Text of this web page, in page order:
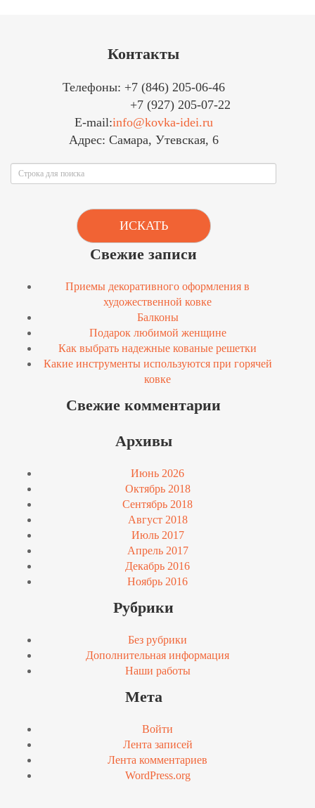
Контакты
Телефоны: +7 (846) 205-06-46
+7 (927) 205-07-22
E-mail:info@kovka-idei.ru
Адрес: Самара, Утевская, 6
ИСКАТЬ
Свежие записи
Приемы декоративного оформления в
художественной ковке
Балконы
Подарок любимой женщине
Как выбрать надежные кованые решетки
Какие инструменты используются при горячей
ковке
Свежие комментарии
Архивы
Июнь 2026
Октябрь 2018
Сентябрь 2018
Август 2018
Июль 2017
Апрель 2017
Декабрь 2016
Ноябрь 2016
Рубрики
Без рубрики
Дополнительная информация
Наши работы
Мета
Войти
Лента записей
Лента комментариев
WordPress.org